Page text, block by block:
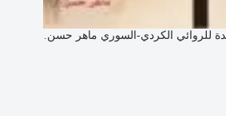
للروائي الكردي-السوري ماهر حسن.